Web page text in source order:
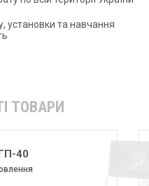
установки та навчання
ТОВАРИ
40